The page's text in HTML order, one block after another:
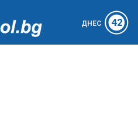
ДНЕС 42